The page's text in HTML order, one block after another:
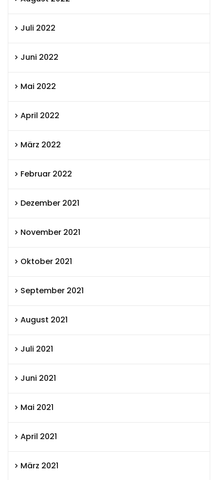
Juli 2022
Juni 2022
Mai 2022
April 2022
März 2022
Februar 2022
Dezember 2021
November 2021
Oktober 2021
September 2021
August 2021
Juli 2021
Juni 2021
Mai 2021
April 2021
März 2021